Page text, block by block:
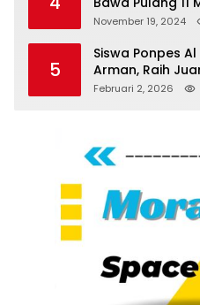
Emas dan 8
November 19, 2024
5
Siswa Ponpes
Arman, Raih
Putra di Riau
Februari 2, 2026